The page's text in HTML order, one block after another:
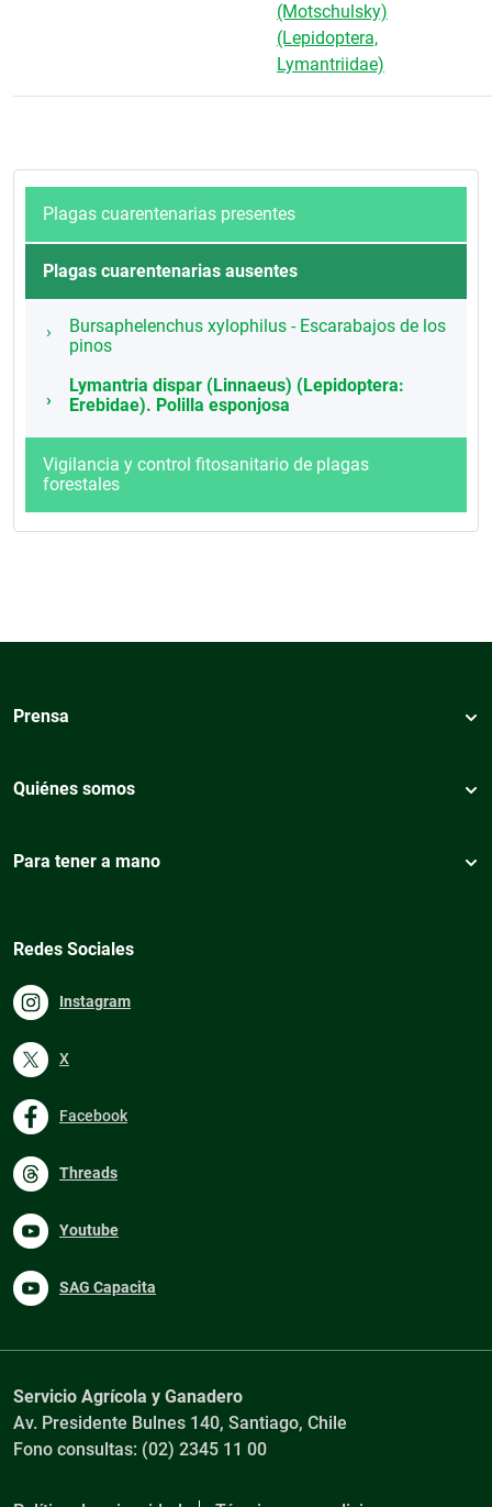
(Motschulsky)
(Lepidoptera,
Lymantriidae)
Plagas cuarentenarias presentes
Plagas cuarentenarias ausentes
Bursaphelenchus xylophilus - Escarabajos de los
pinos
Lymantria dispar (Linnaeus) (Lepidoptera:
Erebidae). Polilla esponjosa
Vigilancia y control fitosanitario de plagas
forestales
Prensa
Quiénes somos
Para tener a mano
Redes Sociales
Instagram
X
Facebook
Threads
Youtube
SAG Capacita
Servicio Agrícola y Ganadero
Av. Presidente Bulnes 140, Santiago, Chile
Fono consultas: (02) 2345 11 00